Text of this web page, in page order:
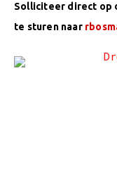
Solliciteer direct op
te sturen naar